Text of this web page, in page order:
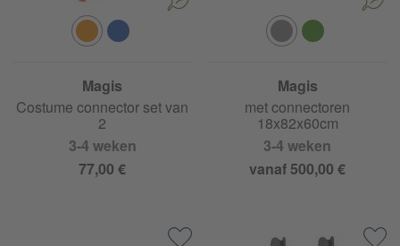
Magis
Costume connector set van
2
3-4 weken
77,00 €
Magis
Costume armleuning links
met connectoren
18x82x60cm
3-4 weken
vanaf 500,00 €